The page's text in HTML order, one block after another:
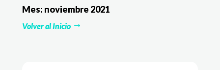
Mes: noviembre 2021
Volver al Inicio